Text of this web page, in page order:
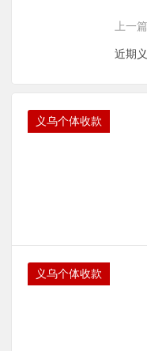
上一篇
近期
义乌个体收款
义乌个体收款